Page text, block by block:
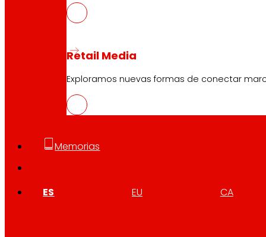
Retail Media
Exploramos nuevas formas de conectar
Memorias
ES EU CA